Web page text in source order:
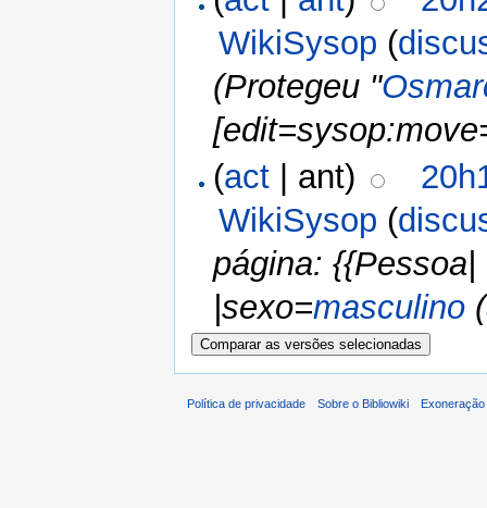
WikiSysop (
(Protegeu "
(act | ant)
WikiSysop (
página: {{Pessoa|
|sexo=masculino (
Política de privacidade Sobre o Bibliowiki